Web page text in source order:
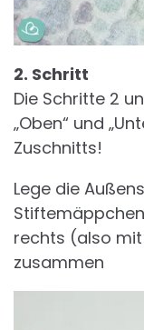
2. Schritt
Die Schritte 2
„Oben“ und
Zuschnitts!
Lege die
rechts (also
zusammen